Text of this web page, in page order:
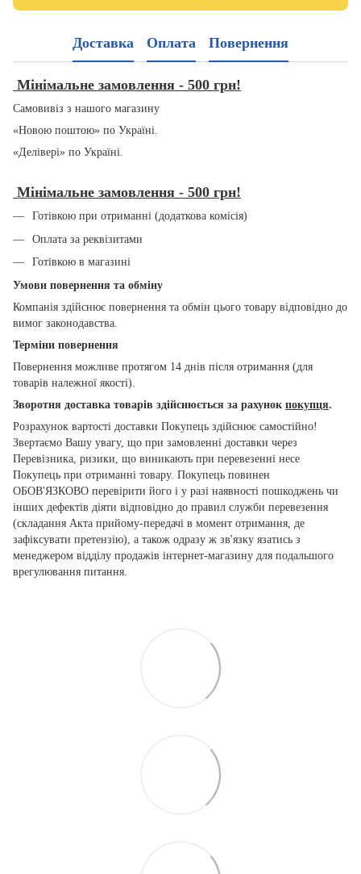
Доставка Оплата Повернення
Мінімальне замовлення - 500 грн!
Самовивіз з нашого магазину
«Новою поштою» по Україні.
«Делівері» по Україні.
Мінімальне замовлення - 500 грн!
Готівкою при отриманні (додаткова комісія)
Оплата за реквізитами
Готівкою в магазині
Умови повернення та обміну
Компанія здійснює повернення та обмін цього товару відповідно до
вимог законодавства.
Терміни повернення
Повернення можливе протягом 14 днів після отримання (для
товарів належної якості).
Зворотня доставка товарів здійснюється за рахунок покупця.
Розрахунок вартості доставки Покупець здійснює самостійно!
Звертаємо Вашу увагу, що при замовленні доставки через
Перевізника, ризики, що виникають при перевезенні несе
Покупець при отриманні товару. Покупець повинен
ОБОВ'ЯЗКОВО перевірити його і у разі наявності пошкоджень чи
інших дефектів діяти відповідно до правил служби перевезення
(складання Акта прийому-передачі в момент отримання, де
зафіксувати претензію), а також одразу ж зв'язку язатись з
менеджером відділу продажів інтернет-магазину для подальшого
врегулювання питання.